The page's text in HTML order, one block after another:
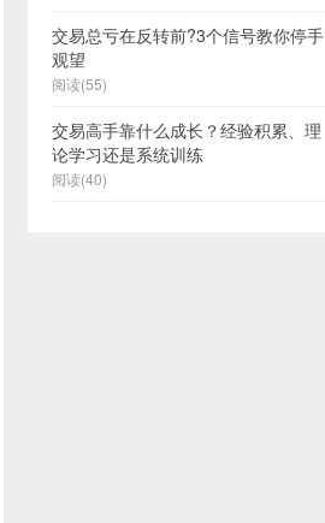
交易总亏在反转前?3个信号教你停手
观望
阅读(55)
交易高手靠什么成长？经验积累、理
论学习还是系统训练
阅读(40)